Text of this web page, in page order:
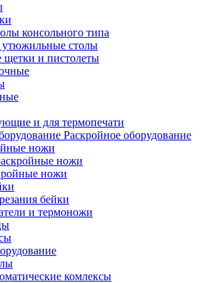
консольного типа
столы
и пистолеты
и для термопечати
Раскройное оборудование
ножи
ножи
ножи
бейки
и термоножи
комлексы